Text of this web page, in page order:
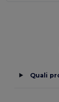
Quali